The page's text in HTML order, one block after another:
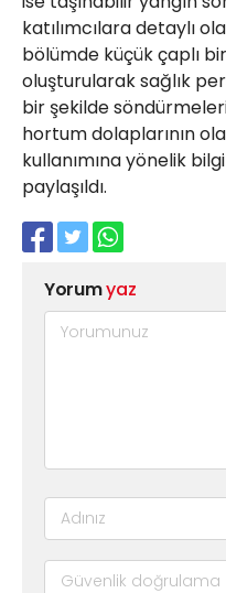
katılımcılara detaylı
bölümde küçük çaplı
oluşturularak sağlık
bir şekilde
hortum dolaplarının
kullanımına yönelik
paylaşıldı.
Yorumyaz